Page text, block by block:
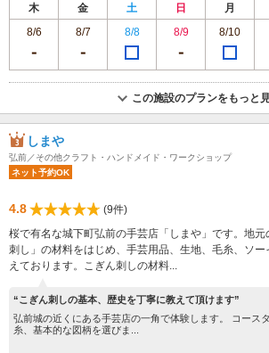
木 金 土 日 月
8/6
8/7 8/8 8/9 8/10
この施設のプランをもっと
しまや
弘前／その他クラフト・ハンドメイド・ワークショップ
ネット予約OK
4.8
(9件)
桜で有名な城下町弘前の手芸店「しまや」です。地
刺し」の材料をはじめ、手芸用品、生地、毛糸、ソ
えております。こぎん刺しの材料...
“こぎん刺しの基本、歴史を丁寧に教えて頂けます”
弘前城の近くにある手芸店の一角で体験します。 コース
糸、基本的な図柄を選びま...